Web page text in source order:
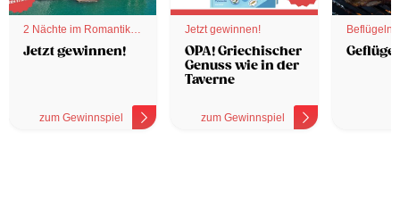
2 Nächte im Romantik
Hotel
Jetzt gewinnen!
zum Gewinnspiel
Jetzt gewinnen!
OPA! Griechischer
Genuss wie in der
Taverne
zum Gewinnspiel